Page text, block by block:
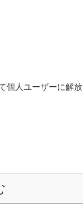
個人ユーザーに解放